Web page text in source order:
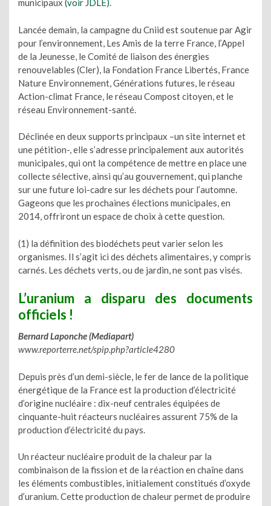
municipaux (voir JDLE).
Lancée demain, la campagne du Cniid est soutenue par Agir
pour l’environnement, Les Amis de la terre France, l’Appel
de la Jeunesse, le Comité de liaison des énergies
renouvelables (Cler), la Fondation France Libertés, France
Nature Environnement, Générations futures, le réseau
Action-climat France, le réseau Compost citoyen, et le
réseau Environnement-santé.
Déclinée en deux supports principaux –un site internet et
une pétition-, elle s’adresse principalement aux autorités
municipales, qui ont la compétence de mettre en place une
collecte sélective, ainsi qu’au gouvernement, qui planche
sur une future loi-cadre sur les déchets pour l’automne.
Gageons que les prochaines élections municipales, en
2014, offriront un espace de choix à cette question.
(1) la définition des biodéchets peut varier selon les
organismes. Il s’agit ici des déchets alimentaires, y compris
carnés. Les déchets verts, ou de jardin, ne sont pas visés.
L’uranium a disparu des documents
officiels‏ !
Bernard Laponche (Mediapart)
www.reporterre.net/spip.php?article4280
Depuis près d’un demi-siècle, le fer de lance de la politique
énergétique de la France est la production d’électricité
d’origine nucléaire : dix-neuf centrales équipées de
cinquante-huit réacteurs nucléaires assurent 75% de la
production d’électricité du pays.
Un réacteur nucléaire produit de la chaleur par la
combinaison de la fission et de la réaction en chaîne dans
les éléments combustibles, initialement constitués d’oxyde
d’uranium. Cette production de chaleur permet de produire